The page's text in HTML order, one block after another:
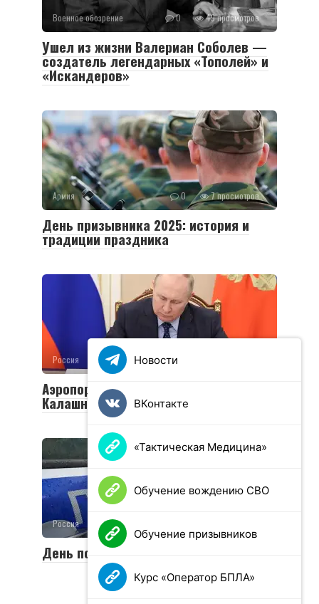
Военное обозрение 0 49 просмотров
Ушел из жизни Валериан Соболев —
создатель легендарных «Тополей» и
«Искандеров»
Армия 0 7 просмотров
День призывника 2025: история и
традиции праздника
Россия
Аэропорту Ижевска присвоено имя
Калашникова
Россия
День полиции в России 2025
Новости
ВКонтакте
«Тактическая Медицина»
Обучение вождению СВО
Обучение призывников
Курс «Оператор БПЛА»